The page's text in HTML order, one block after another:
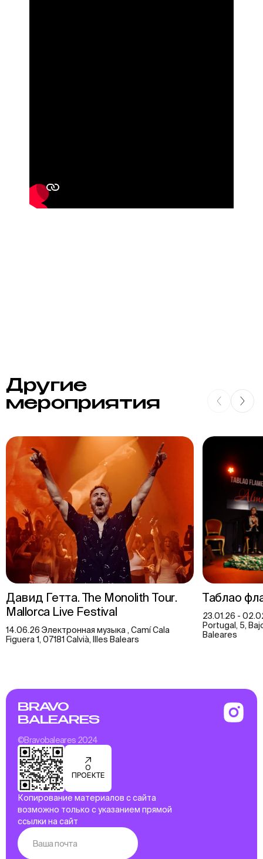
Другие
мероприятия
Давид Гетта. The Monolith Tour.
Mallorca Live Festival
14.06.26 Электронная музыка , Camí Cala
Figuera 1, 07181 Calvià, Illes Balears
Таблао
23.01.26 -
Portugal, 5,
Baleares
BRAVO
BALEARES
©Bravobaleares 2024
О
ПРОЕКТЕ
Копирование материалов с сайта
возможно только с указанием прямой
ссылки на сайт